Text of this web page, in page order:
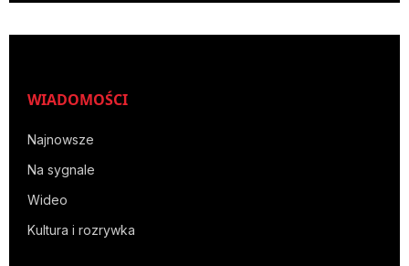
WIADOMOŚCI
Najnowsze
Na sygnale
Wideo
Kultura i rozrywka